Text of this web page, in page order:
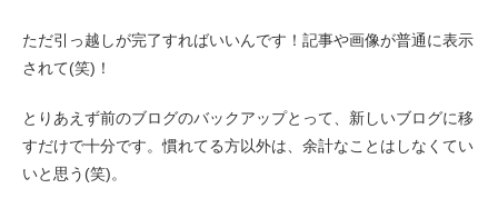
ただ引っ越しが完了すればいいんです！記事や画像が普通に表示
されて(笑)！
とりあえず前のブログのバックアップとって、新しいブログに移
すだけで十分です。慣れてる方以外は、余計なことはしなくてい
いと思う(笑)。